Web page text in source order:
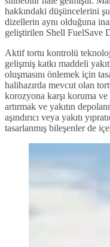
hakkındaki düşüncelerini
dizellerin aynı olduğuna
geliştirilen Shell FuelSave
Aktif tortu kontrolü
gelişmiş katkı maddeli
oluşmasını önlemek için
halihazırda mevcut olan
korozyona karşı koruma
artırmak ve yakıtın
aşındırıcı veya yakıtı
tasarlanmış bileşenler de